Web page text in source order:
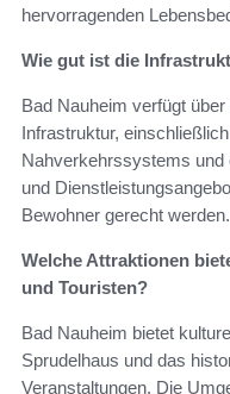
hervorragenden
Wie gut ist die
Bad Nauheim verfügt
Infrastruktur,
Nahverkehrssystems und
und
Bewohner gerecht werden.
Welche Attraktionen
und Touristen?
Bad Nauheim bietet
Sprudelhaus und das
Veranstaltungen. Die